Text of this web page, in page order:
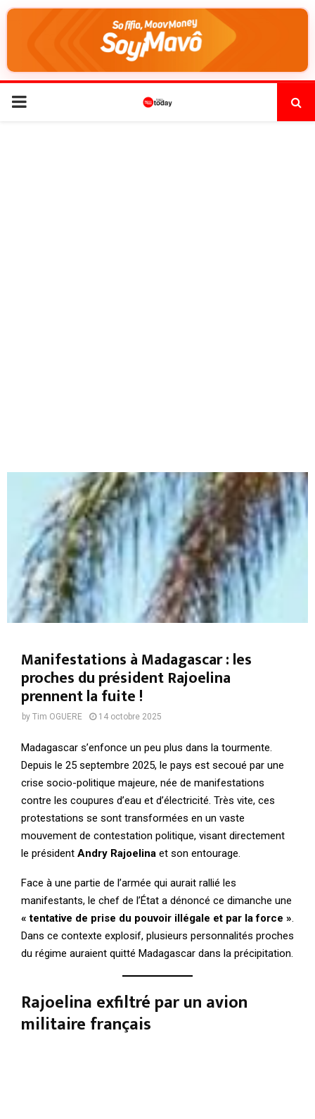
Manifestations à Madagascar : les
proches du président Rajoelina
prennent la fuite !
by Tim OGUERE 14 octobre 2025
Madagascar s’enfonce un peu plus dans la tourmente.
Depuis le 25 septembre 2025, le pays est secoué par une
crise socio-politique majeure, née de manifestations
contre les coupures d’eau et d’électricité. Très vite, ces
protestations se sont transformées en un vaste
mouvement de contestation politique, visant directement
le président Andry Rajoelina et son entourage.
Face à une partie de l’armée qui aurait rallié les
manifestants, le chef de l’État a dénoncé ce dimanche une
« tentative de prise du pouvoir illégale et par la force »
Dans ce contexte explosif, plusieurs personnalités proches
du régime auraient quitté Madagascar dans la précipitation.
Rajoelina exfiltré par un avion
militaire français